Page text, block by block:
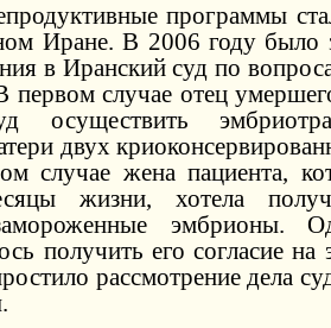
программы
Иране. В 2006 году было
в Иранский суд по
первом случае отец
осуществить
двух
случае жена пациента,
жизни, хотела
эмбрионы.
получить его согласие на
рассмотрение дела